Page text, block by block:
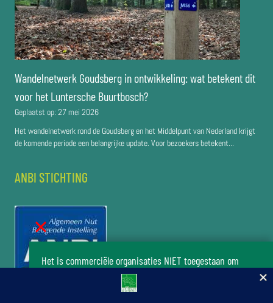
Wandelnetwerk Goudsberg in ontwikkeling: wat betekent dit
voor het Luntersche Buurtbosch?
Geplaatst op: 27 mei 2026
Het wandelnetwerk rond de Goudsberg en het Middelpunt van Nederland krijgt
de komende periode een belangrijke update. Voor bezoekers betekent...
ANBI STICHTING
Het is commerciële organisaties NIET toegestaan om
zonder toestemming van het bestuur van de stichting Het
Luntersche Buurtbosch activiteiten in het buurtbos te